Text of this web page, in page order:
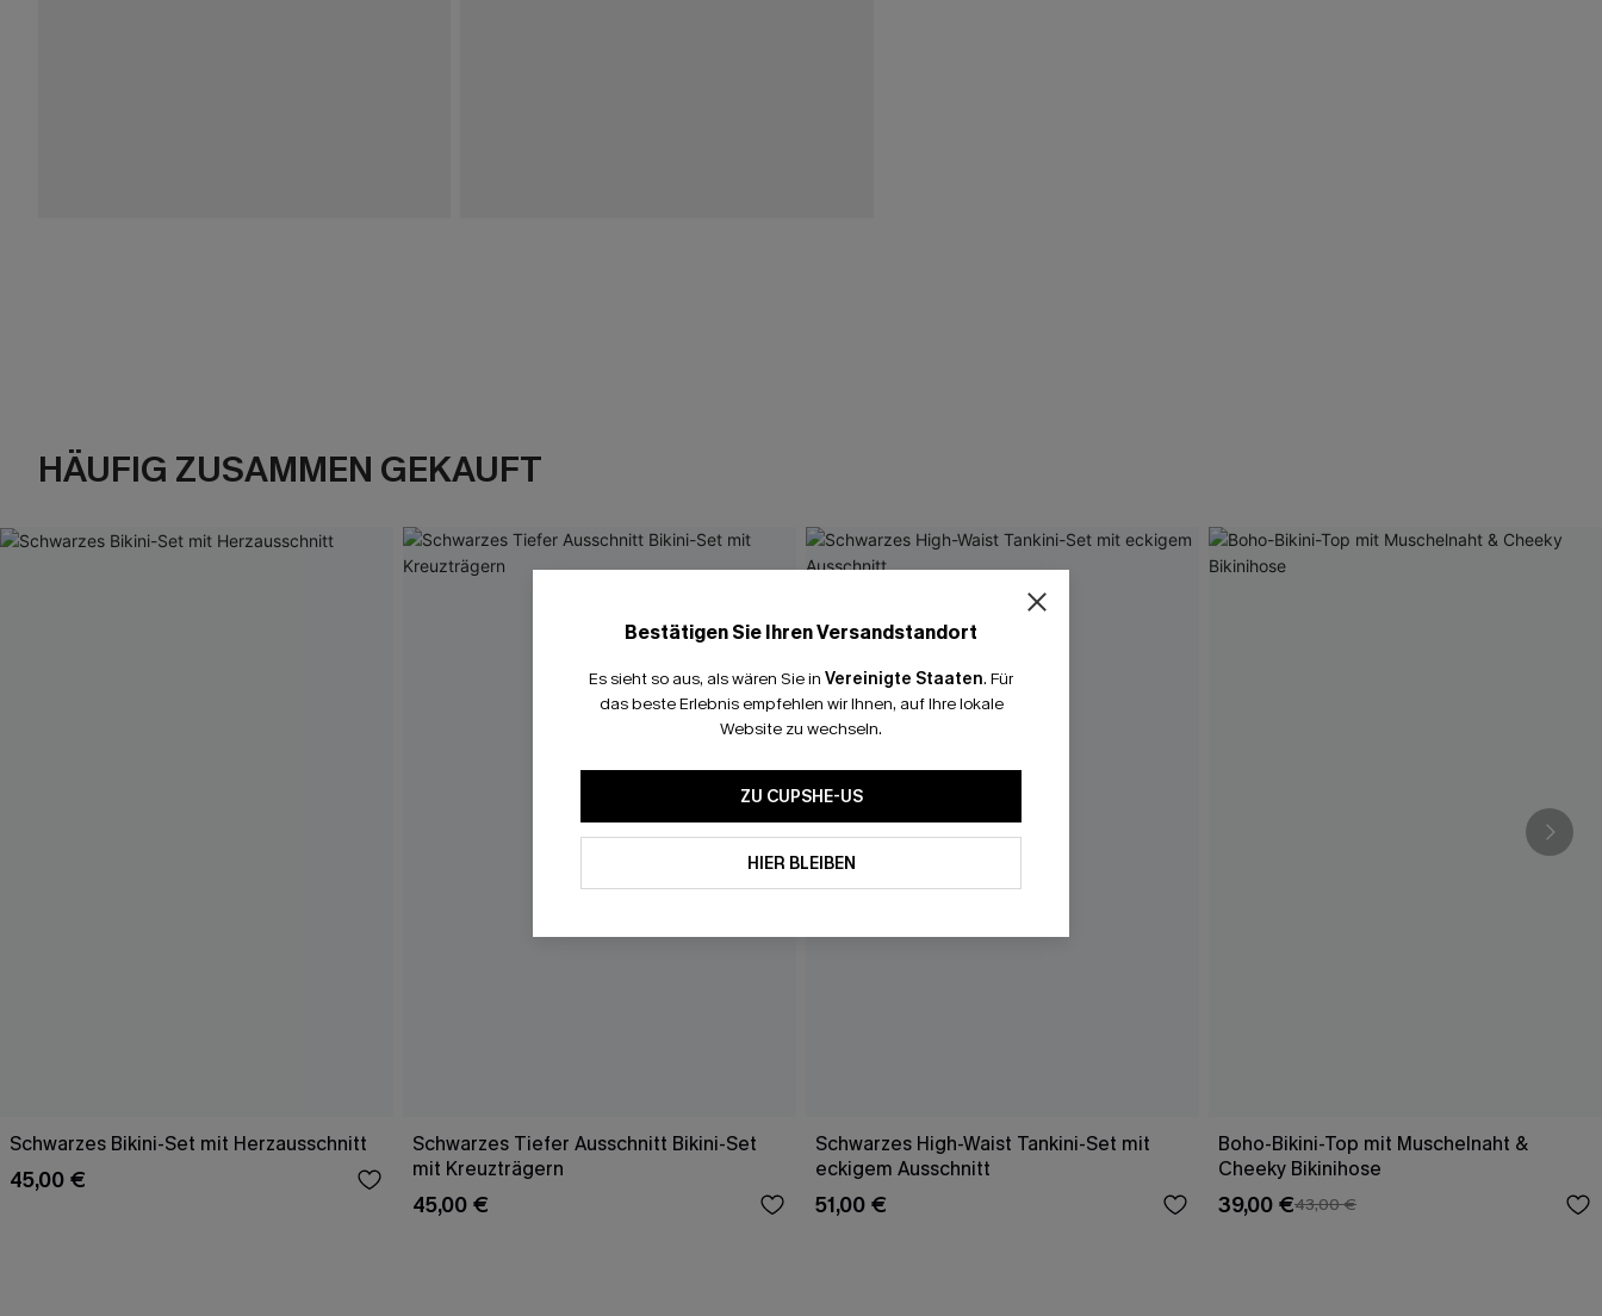
HÄUFIG ZUSAMMEN GEKAUFT
Schwarzes Bikini-Set mit Herzausschnitt
45,00 €
Schwarzes Tiefer Ausschnitt Bikini-Set
mit Kreuzträgern
45,00 €
Schwarzes High-Waist Tankini-Set mit
eckigem Ausschnitt
51,00 €
Boho-Bikini-Top mit Muschelnaht &
Cheeky Bikinihose
39,00 €43,00 €
Bestätigen Sie Ihren Versandstandort
Es sieht so aus, als wären Sie in Vereinigte Staaten. Für
das beste Erlebnis empfehlen wir Ihnen, auf Ihre lokale
Website zu wechseln.
ZU CUPSHE-US
HIER BLEIBEN